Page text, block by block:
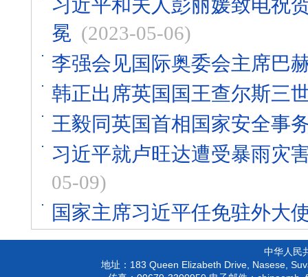
习近平和夫人彭丽媛致电祝
冕 (2023-05-06)
李强会见国际奥委会主席巴
韩正出席英国国王查尔斯三
王毅同英国首相国家安全事
习近平就卢旺达遭受暴雨灾
05-09)
国家主席习近平任免驻外大
中华人民
地址： 183 Queen Elizabeth Drive, Nasese,